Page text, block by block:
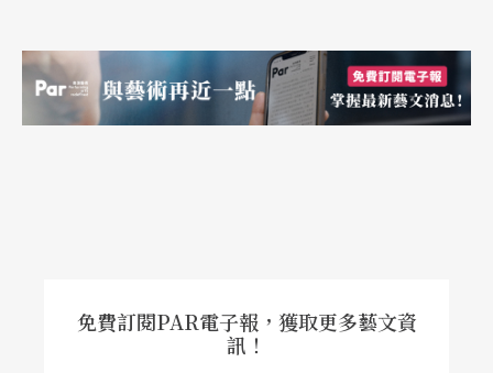
免費訂閱PAR電子報，獲取更多藝文資
訊！